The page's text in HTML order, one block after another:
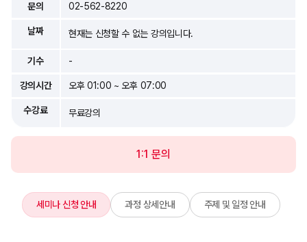
문의 02-562-8220
날짜 현재는 신청할 수 없는 강의입니다.
기수 -
강의시간 오후 01:00 ~ 오후 07:00
수강료 무료강의
1:1 문의
세미나 신청 안내 과정 상세안내 주제 및 일정 안내